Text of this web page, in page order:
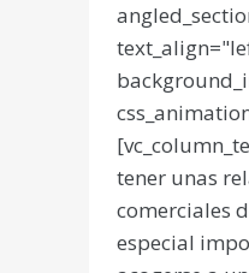
tener unas
comerciales
especial